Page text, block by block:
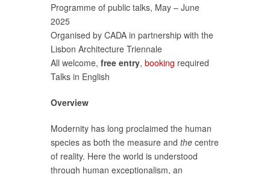
Programme of public talks, May – June
2025
Organised by CADA in partnership with the
Lisbon Architecture Triennale
All welcome, free entry, booking required
Talks in English
Overview
Modernity has long proclaimed the human
species as both the measure and the centre
of reality. Here the world is understood
through human exceptionalism, an